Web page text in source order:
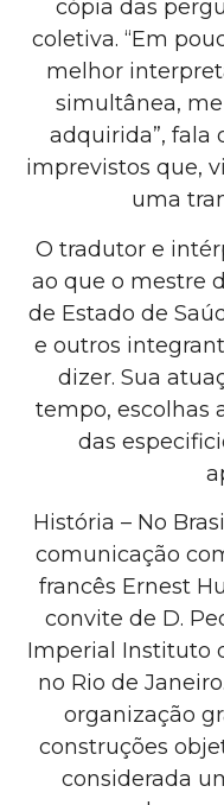
cópia das
coletiva. “Em
melhor
simultânea,
adquirida”, fala
imprevistos que,
uma
O tradutor e
ao que o mestre
de Estado de
e outros
dizer. Sua
tempo, escolhas
das
História – No
comunicação
francês Ernest
convite de D.
Imperial Instituto
no Rio de
organização
construções
considerada